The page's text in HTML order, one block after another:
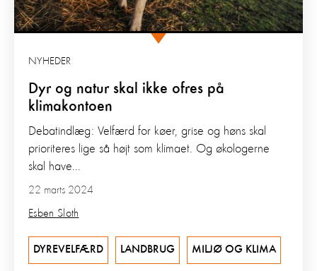
Dyr og natur skal ikke ofres på
klimakontoen
NYHEDER
22 marts 2024
Esben Sloth
Debatindlæg: Velfærd for køer, grise og høns skal
prioriteres lige så højt som klimaet. Og økologerne
skal have...
DYREVELFÆRD LANDBRUG MILJØ OG KLIMA